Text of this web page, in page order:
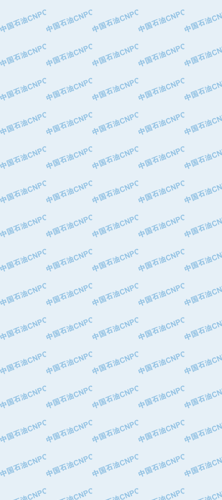
·中国石油锦西石化分公司
·大港油田集团有限责任公司
·深圳市肯多斯实业发展有限公司
·山东墨龙石油机械股份有限公司
·无锡西姆莱斯石油专用管制造有限公
·武汉钢铁（集团）公司
·太原钢铁(集团)有限公司
·马鞍山钢铁股份有限公司
·中国石油天然气股份有限公司兰州石
·中国石化茂名石化分公司
·中国石油大港油田分公司
·中油油气勘探软件国家工程研究中心
·西安长庆钻宇集团咸阳石化有限公司
·新疆安维消防设施器材有限公司
·华北石油津工机械制造有限公司
·上海山武控制仪表有限公司
·上海赛科石油化工有限责任公司
·上海高桥石化
·中国石化扬子石油化工股份有限公司
·中国石化长岭炼化公司
·中国石油长庆油田分公司
·中国石油宁夏石化分公司
·山东墨龙石油机械股份有限公司
·大庆油田物资集团
·斯伦贝谢(天津)采油机械有限公司
·南阳防爆集团有限公司
·乳山市力久特种电机有限公司
·无锡西姆莱斯石油专用管制造有限公
·沈阳全密封变压器股份有限公司
·特变电工股份有限公司
·中国石化镇海炼油化工股份有限公司
·三明高中压阀门有限公司